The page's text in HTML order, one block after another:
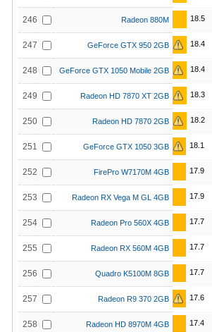
246 Radeon 880M 18.5
247 GeForce GTX 950 2GB 18.4
248 GeForce GTX 1050 Mobile 2GB 18.4
249 Radeon HD 7870 XT 2GB 18.3
250 Radeon HD 7870 2GB 18.2
251 GeForce GTX 1050 3GB 18.1
252 FirePro W7170M 4GB 17.9
253 Radeon RX Vega M GL 4GB 17.9
254 Radeon Pro 560X 4GB 17.7
255 Radeon RX 560M 4GB 17.7
256 Quadro K5100M 8GB 17.7
257 Radeon R9 370 2GB 17.6
258 Radeon HD 8970M 4GB 17.4